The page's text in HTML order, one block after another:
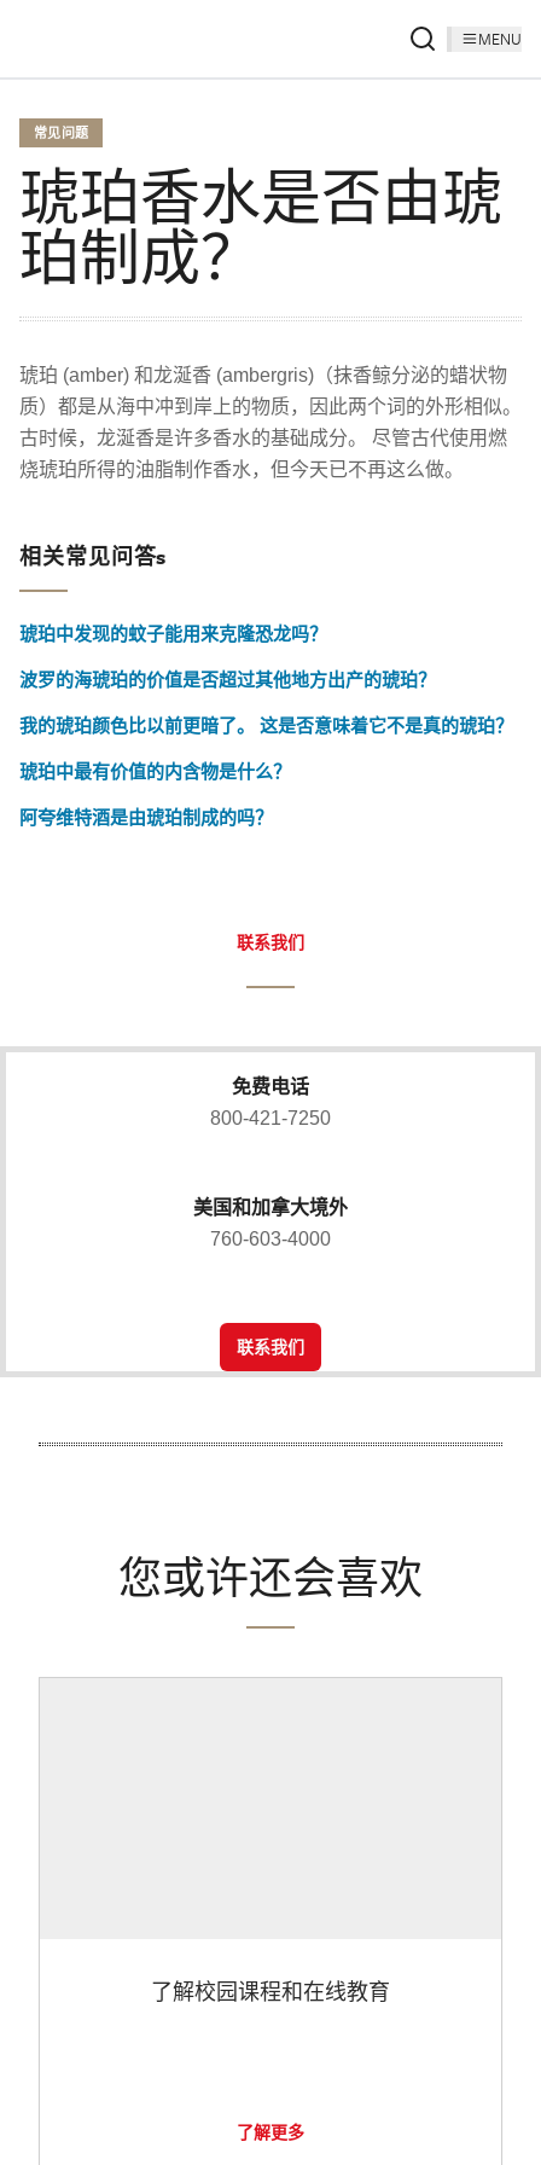
MENU
常见问题
琥珀香水是否由琥
珀制成？
琥珀 (amber) 和龙涎香 (ambergris)（抹香鲸分泌的蜡状物
质）都是从海中冲到岸上的物质，因此两个词的外形相似。
古时候，龙涎香是许多香水的基础成分。 尽管古代使用燃
烧琥珀所得的油脂制作香水，但今天已不再这么做。
相关常见问答s
琥珀中发现的蚊子能用来克隆恐龙吗？
波罗的海琥珀的价值是否超过其他地方出产的琥珀？
我的琥珀颜色比以前更暗了。 这是否意味着它不是真的琥珀？
琥珀中最有价值的内含物是什么？
阿夸维特酒是由琥珀制成的吗？
联系我们
免费电话
800-421-7250
美国和加拿大境外
760-603-4000
联系我们
您或许还会喜欢
了解校园课程和在线教育
了解更多